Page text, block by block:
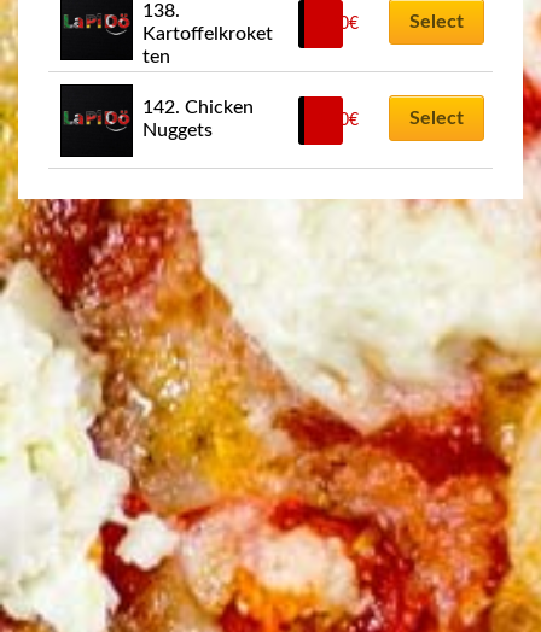
138.
Kartoffelkroket
ten
2,00€ Select
142. Chicken
Nuggets
8,00€ Select